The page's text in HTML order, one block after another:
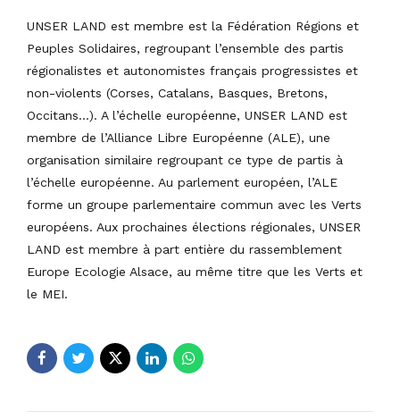
UNSER LAND est membre est la Fédération Régions et
Peuples Solidaires, regroupant l’ensemble des partis
régionalistes et autonomistes français progressistes et
non-violents (Corses, Catalans, Basques, Bretons,
Occitans…). A l’échelle européenne, UNSER LAND est
membre de l’Alliance Libre Européenne (ALE), une
organisation similaire regroupant ce type de partis à
l’échelle européenne. Au parlement européen, l’ALE
forme un groupe parlementaire commun avec les Verts
européens. Aux prochaines élections régionales, UNSER
LAND est membre à part entière du rassemblement
Europe Ecologie Alsace, au même titre que les Verts et
le MEI.